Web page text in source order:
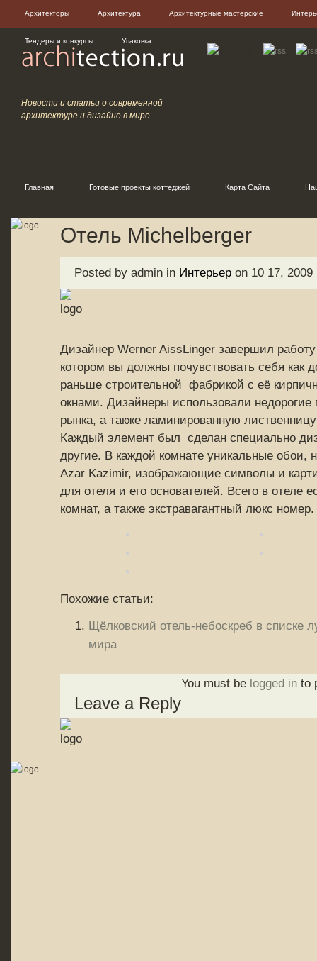
Архитекторы Архитектура Архитектурные мастерские
Тендеры и конкурсы Упаковка
Новости и статьи о современной
архитектуре и дизайне в мире
Главная Готовые проекты коттеджей Карта Сайта
Отель Michelberger
Posted by admin in Интерьер on 10 17,
Дизайнер Werner AissLinger завершил
котором вы должны почувствовать себя как
раньше строительной фабрикой с её
окнами. Дизайнеры использовали
рынка, а также ламинированную
Каждый элемент был сделан специально
другие. В каждой комнате уникальные обои,
Azar Kazimir, изображающие символы и
для отеля и его основателей. Всего в отеле
комнат, а также экстравагантный люкс номер.
Похожие статьи:
Щёлковский отель-небоскреб в списке
мира
Leave a Reply
You must be logged in to